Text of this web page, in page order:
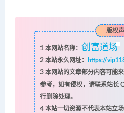
版权
1 本网站名称： 创富道场
2本站永久网址：
https://
3本网站的文章部分内容可能
参考，如有侵权，请联系站长
行删除处理。
4本站一切资源不代表本站立